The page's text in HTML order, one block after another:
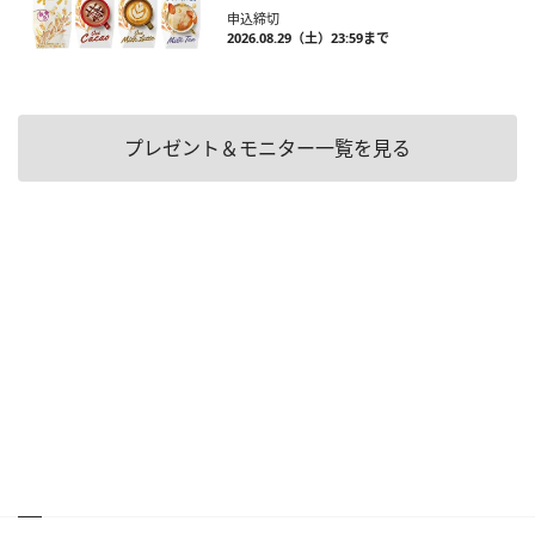
申込締切
2026.08.29（土）23:59まで
プレゼント＆モニター一覧を見る